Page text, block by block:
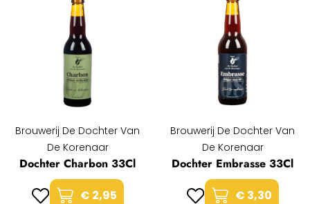
Brouwerij De Dochter Van
De Korenaar
Dochter Charbon 33Cl
€ 2,95
Brouwerij De Dochter Van
De Korenaar
Dochter Embrasse 33Cl
€ 3,30